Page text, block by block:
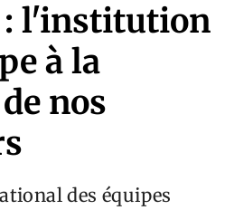
l'institution
à la
nos
des équipes